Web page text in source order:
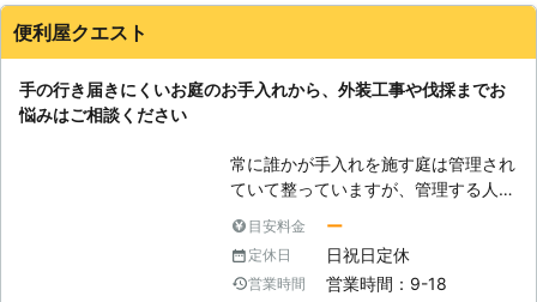
思いますね、おすすめの業者です。
福岡県 福岡市東区 2016年12月31日
便利屋クエスト
手の行き届きにくいお庭のお手入れから、外装工事や伐採までお
悩みはご相談ください
常に誰かが手入れを施す庭は管理され
ていて整っていますが、管理する人間
問題は草木や雑草は非常に強いため成
長をして荒れてしまい、さらに病原菌
や害虫の被害なども出てしまうことで
目安料金 ー
定休日 日祝日定休
営業時間 営業時間：9-18